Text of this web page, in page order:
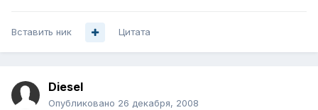
Вставить ник Цитата
Diesel
Опубликовано 26 декабря, 2008